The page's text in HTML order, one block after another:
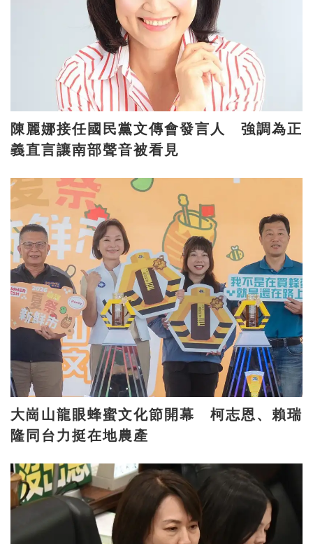
陳麗娜接任國民黨文傳會發言人 強調為正
義直言讓南部聲音被看見
大崗山龍眼蜂蜜文化節開幕 柯志恩、賴瑞
隆同台力挺在地農產